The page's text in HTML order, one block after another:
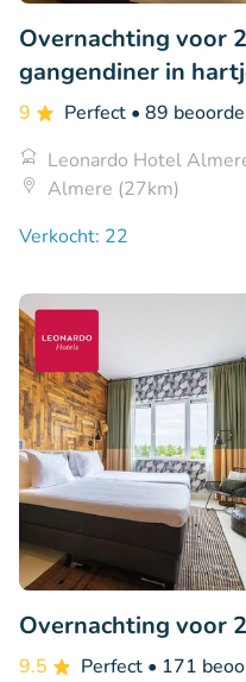
Overnachting voor
gangendiner in
9 Perfect • 89
Leonardo Hotel
Almere (27km)
Verkocht: 22
Overnachting voor
9.5 Perfect • 171